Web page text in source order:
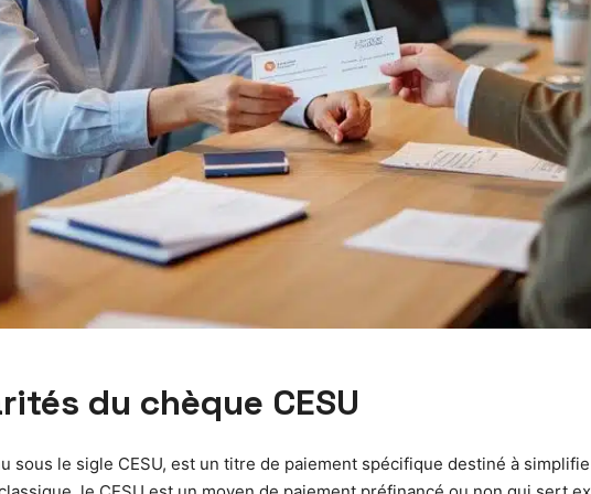
du chèque CESU
sous le sigle CESU, est un titre de paiement spécifique destiné à